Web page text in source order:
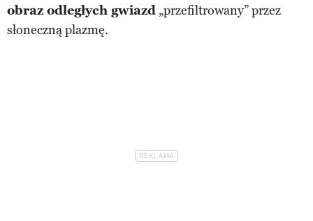
obraz odległych gwiazd „przefiltrowany” przez
słoneczną plazmę.